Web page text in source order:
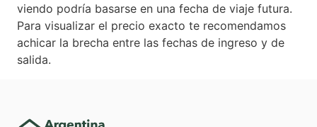
viendo podría basarse en una fecha de viaje futura.
Para visualizar el precio exacto te recomendamos
achicar la brecha entre las fechas de ingreso y de
salida.